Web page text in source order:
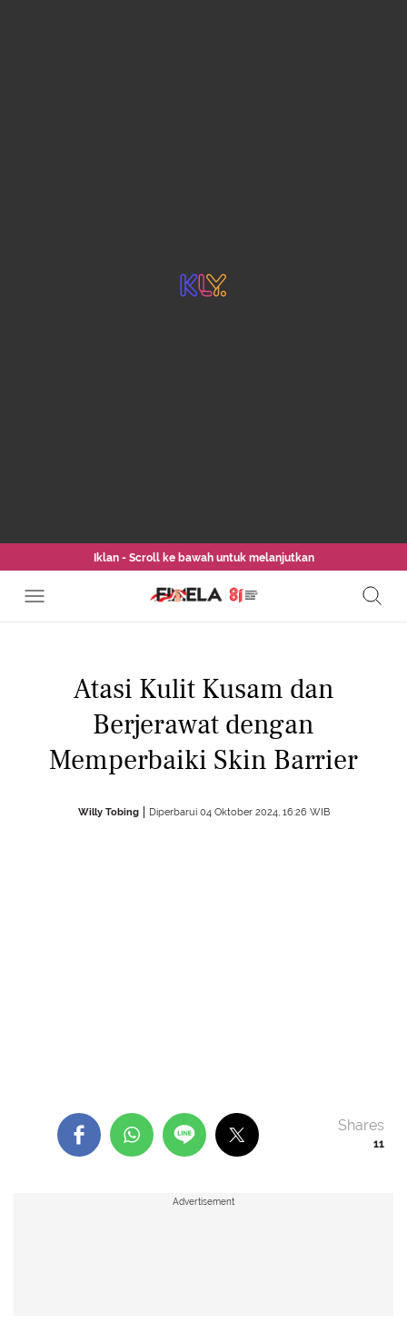
Iklan - Scroll ke bawah untuk melanjutkan
Atasi Kulit Kusam dan
Berjerawat dengan
Memperbaiki Skin Barrier
Willy Tobing Diperbarui 04 Oktober 2024, 16:26 WIB
11
Shares